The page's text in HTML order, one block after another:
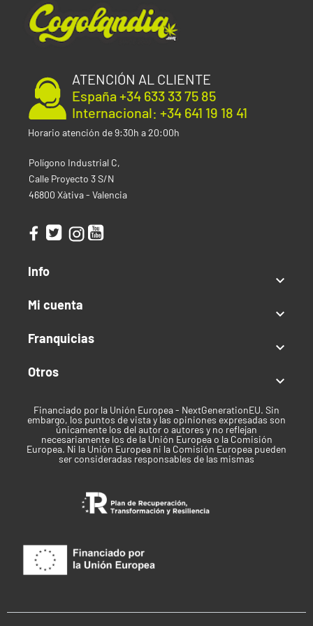
ATENCIÓN AL CLIENTE
España +34 633 33 75 85
Internacional: +34 641 19 18 41
Horario atención de 9:30h a 20:00h
Polígono Industrial C,
Calle Proyecto 3 S/N
46800 Xàtiva - Valencia
Info

Mi cuenta

Franquicias

Otros

Financiado por la Unión Europea - NextGenerationEU. Sin
embargo, los puntos de vista y las opiniones expresadas son
únicamente los del autor o autores y no reflejan
necesariamente los de la Unión Europea o la Comisión
Europea. Ni la Unión Europea ni la Comisión Europea pueden
ser consideradas responsables de las mismas